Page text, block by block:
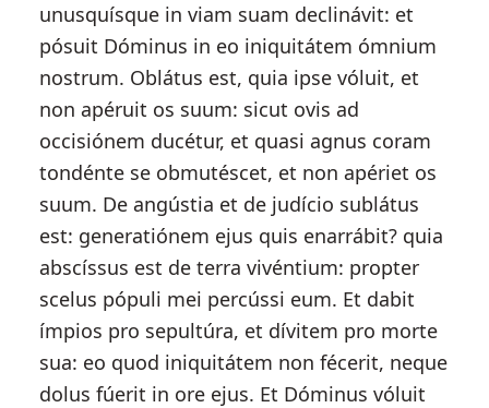
unusquísque in viam suam declinávit: et
pósuit Dóminus in eo iniquitátem ómnium
nostrum. Oblátus est, quia ipse vóluit, et
non apéruit os suum: sicut ovis ad
occisiónem ducétur, et quasi agnus coram
tondénte se obmutéscet, et non apériet os
suum. De angústia et de judício sublátus
est: generatiónem ejus quis enarrábit? quia
abscíssus est de terra vivéntium: propter
scelus pópuli mei percússi eum. Et dabit
ímpios pro sepultúra, et dívitem pro morte
sua: eo quod iniquitátem non fécerit, neque
dolus fúerit in ore ejus. Et Dóminus vóluit